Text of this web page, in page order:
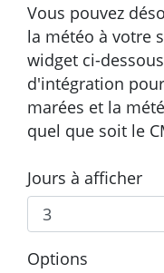
Vous pouvez
la météo à votre
widget ci-
d'intégration
marées et la
quel que soit le
Jours à afficher
Options